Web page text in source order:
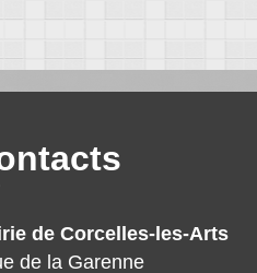
de Corcelles-les-Arts
de la Garenne